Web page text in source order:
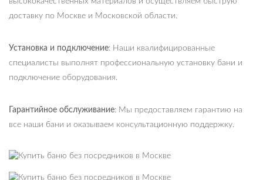
доставку по Москве и Московской области.
Установка и подключение: Наши квалифицированные
специалисты выполнят профессиональную установку бани и
подключение оборудования.
Гарантийное обслуживание: Мы предоставляем гарантию на
все наши бани и оказываем консультационную поддержку.